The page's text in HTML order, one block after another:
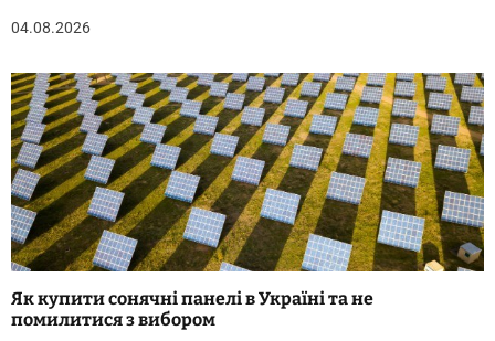
04.08.2026
Як купити сонячні панелі в Україні та не
помилитися з вибором